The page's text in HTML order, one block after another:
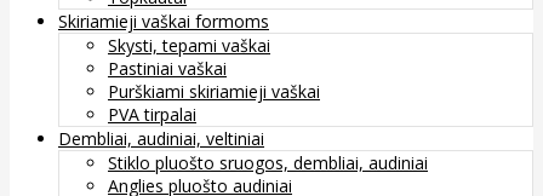
Skiriamieji vaškai formoms
Skysti, tepami vaškai
Pastiniai vaškai
Purškiami skiriamieji vaškai
PVA tirpalai
Dembliai, audiniai, veltiniai
Stiklo pluošto sruogos, dembliai, audiniai
Anglies pluošto audiniai